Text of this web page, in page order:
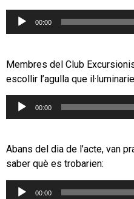
Reproductor
00:00
Membres del Club
escollir l’agulla que
Reproductor
00:00
Abans del dia de l’acte, van
saber què es trobarien:
Reproductor
00:00